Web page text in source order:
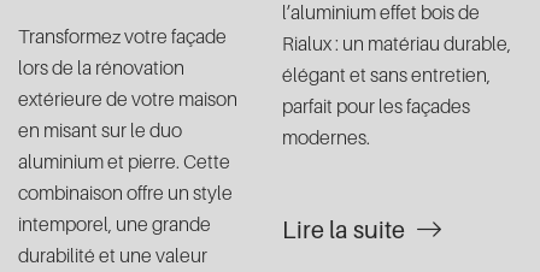
Transformez votre façade
lors de la rénovation
extérieure de votre maison
en misant sur le duo
aluminium et pierre. Cette
combinaison offre un style
intemporel, une grande
durabilité et une valeur
l’aluminium effet bois de
Rialux : un matériau durable,
élégant et sans entretien,
parfait pour les façades
modernes.
Lire la suite